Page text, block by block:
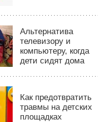
Альтернатива
телевизору и
компьютеру, когда
дети сидят дома
Как предотвратить
травмы на детских
площадках